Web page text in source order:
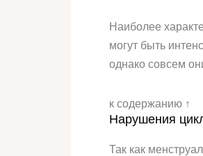
Наиболее
могут быть
однако совсем
к содержанию ↑
Нарушения
Так как